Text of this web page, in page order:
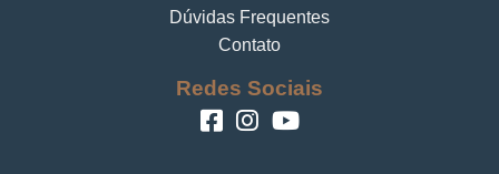
Dúvidas Frequentes
Contato
Redes Sociais